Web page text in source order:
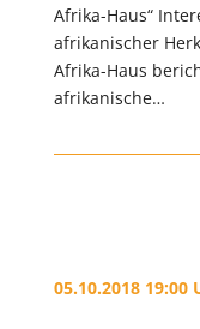
Afrika-Haus“
afrikanischer
Afrika-Haus
afrikanische…
05.10.2018 19:00